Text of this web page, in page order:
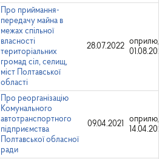
Про приймання-
передачу майна в
межах спільної
власності
територіальних
громад сіл, селищ,
міст Полтавської
області
28.07.2022
01.08.2022
Про реорганізацію
Комунального
автотранспортного
підприємства
Полтавської обласної
ради
09.04.2021
14.04.2021